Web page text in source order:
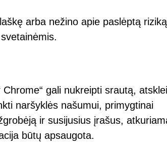
arba nežino apie paslėptą
gali nukreipti srautą,
naršyklės našumui, primygtinai
ir susijusius įrašus,
būtų apsaugota.